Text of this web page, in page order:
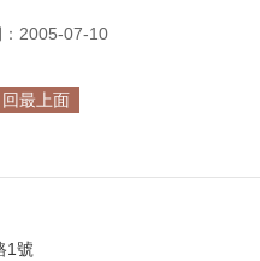
2005-07-10
回最上面
1號